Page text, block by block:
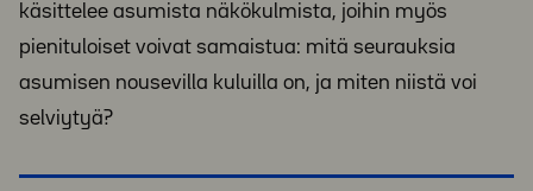
käsittelee asumista näkökulmista, joihin myös
pienituloiset voivat samaistua: mitä seurauksia
asumisen nousevilla kuluilla on, ja miten niistä voi
selviytyä?